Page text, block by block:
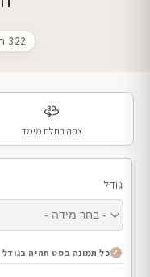
322 חוות דעת
צפה בתלת מימד
גודל
כל תמונה בסט תהיה